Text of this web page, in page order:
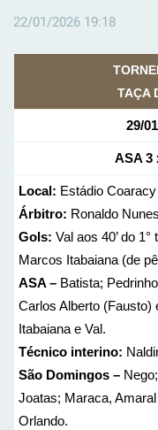
22/01/2026 19:18
TAÇA
29/
ASA 3
Local: Estádio
Árbitro: Ronaldo Nunes
Gols: Val aos 40’ do
Marcos Itabaiana (de
ASA –Batista;
Carlos Alberto (Fausto)
Itabaiana e Val.
Técnico interino:
São Domingos –
Joatas; Maraca,
Orlando.